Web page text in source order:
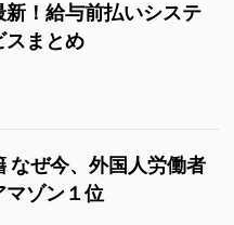
新！給与前払いシステ
スまとめ
なぜ今、外国人労働者
ゾン１位